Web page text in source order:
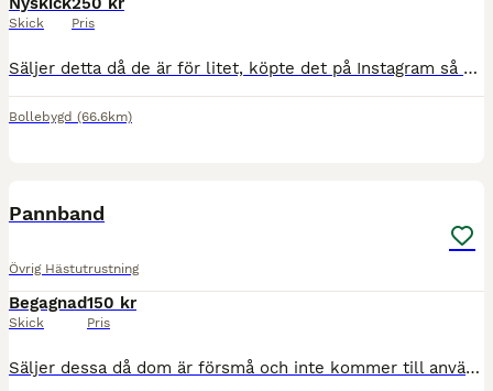
Skick Pris
Säljer detta då de är för litet, köpte det på Instagram så märke vet jag ej. De är storlek ponny. Nypris: 399kr Mitt pris: 250kr frakt
Bollebygd (66.6km)
Pannband
Övrig Hästutrustning
Begagnad
Skick
150 kr
Pris
Säljer dessa då dom är försmå och inte kommer till användning. Dom är i hyfsat bra skick. Ny pris var 600kr sammanlagt för båda. Och 300kr styck. Jag säljer dom för 150kr styck eller 300kr tillsamma